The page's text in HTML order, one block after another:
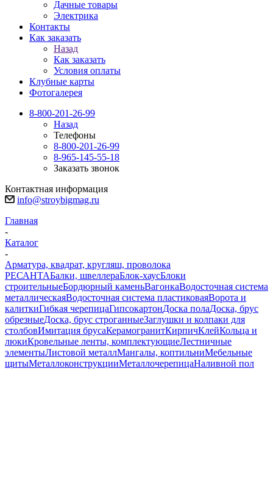
Дачные товары
Электрика
Контакты
Как заказать
Назад
Как заказать
Условия оплаты
Клубные карты
Фотогалерея
8-800-201-26-99
Назад
Телефоны
8-800-201-26-99
8-965-145-55-18
Заказать звонок
Контактная информация
info@stroybigmag.ru
Главная
-
Каталог
-
Арматура, квадрат, кругляш, проволока
РЕСАНТАБалки, швеллераБлок-хаусБлоки
строительныеБордюрный каменьВагонкаВодосточная система
металлическаяВодосточная система пластиковаяВорота и
калиткиГибкая черепицаГипсокартонДоска полаДоска, брус
обрезныеДоска, брус строганныеЗаглушки и колпаки для
столбовИмитация брусаКерамогранитКирпичКлейКольца и
люкиКровельные ленты, комплектующиеЛестничные
элементыЛистовой металлМангалы, коптильниМебельные
щитыМеталлоконструкцииМеталлочерепицаНаливной пол